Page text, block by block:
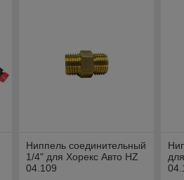
Ниппель соединительный
1/4" для Хорекс Авто HZ
04.109